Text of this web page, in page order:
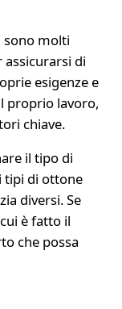
sono molti
di
esigenze e
proprio lavoro,
chiave.
il tipo di
tipi di ottone
diversi. Se
è fatto il
che possa